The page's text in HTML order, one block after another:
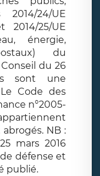
24/UE
2014/25/UE
énergie,
du
du 26
sont une
Code des
n°2005-
NB :
mars 2016
défense et
publié.